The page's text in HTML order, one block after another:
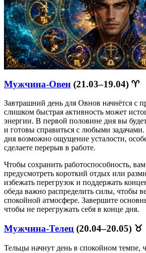
Мужчина-Овен (21.03–19.04) ♈
Завтрашний день для Овнов начнётся с
слишком быстрая активность может
энергии. В первой половине дня вы
и готовы справиться с любыми
дня возможно ощущение усталости,
сделаете перерыв в работе.
Чтобы сохранить работоспособность, вам
предусмотреть короткий отдых или
избежать перегрузок и поддержать
обеда важно распределить силы, чтобы
спокойной атмосфере. Завершите
чтобы не перегружать себя в конце дня.
Мужчина-Телец (20.04–20.05) ♉
Тельцы начнут день в спокойном темпе,